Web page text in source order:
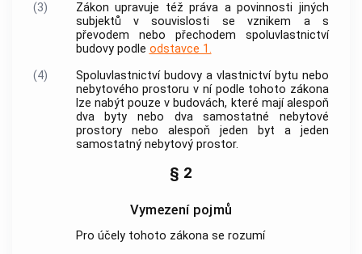
(3)
Zákon upravuje též práva a povinnosti jiných
subjektů v souvislosti se vznikem a s
převodem nebo přechodem spoluvlastnictví
budovypodle odstavce 1.
(4)
Spoluvlastnictví budovya vlastnictví bytu nebo
nebytového prostoru v ní podle tohoto zákona
lze nabýt pouze v budovách, které mají alespoň
dva
byty nebo dva samostatné nebytové
prostory nebo alespoň jeden
byt a jeden
samostatný nebytový prostor.
§ 2
Vymezení pojmů
Pro účely tohoto zákona se rozumí